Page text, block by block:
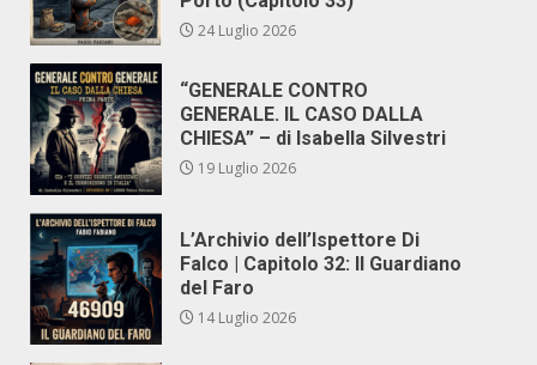
24 Luglio 2026
“GENERALE CONTRO
GENERALE. IL CASO DALLA
CHIESA” – di Isabella Silvestri
19 Luglio 2026
L’Archivio dell’Ispettore Di
Falco | Capitolo 32: Il Guardiano
del Faro
14 Luglio 2026